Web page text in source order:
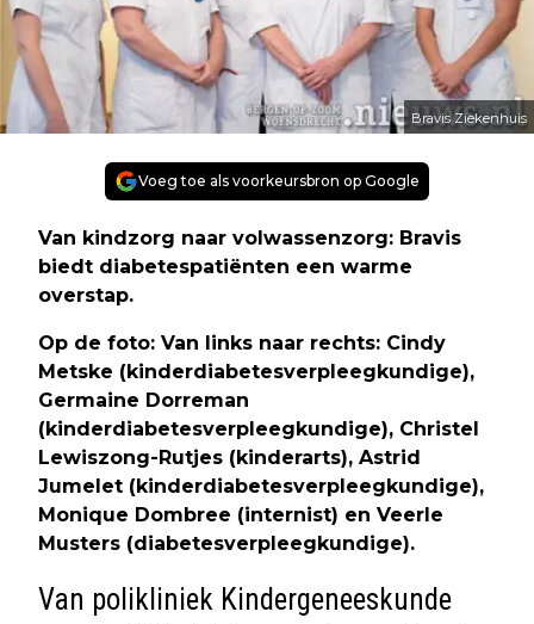
Bravis Ziekenhuis
Voeg toe als voorkeursbron op Google
Van kindzorg naar volwassenzorg: Bravis
biedt diabetespatiënten een warme
overstap.
Op de foto: Van links naar rechts: Cindy
Metske (kinderdiabetesverpleegkundige),
Germaine Dorreman
(kinderdiabetesverpleegkundige), Christel
Lewiszong-Rutjes (kinderarts), Astrid
Jumelet (kinderdiabetesverpleegkundige),
Monique Dombree (internist) en Veerle
Musters (diabetesverpleegkundige).
Van polikliniek Kindergeneeskunde